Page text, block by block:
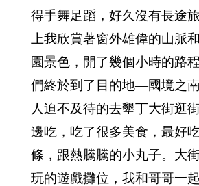
得手舞足蹈，好久沒有長途
上我欣賞著窗外雄偉的山脈
園景色，開了幾個小時的路
們終於到了目的地—國境之
人迫不及待的去墾丁大街逛
邊吃，吃了很多美食，最好
條，跟熱騰騰的小丸子。大
玩的遊戲攤位，我和哥哥一